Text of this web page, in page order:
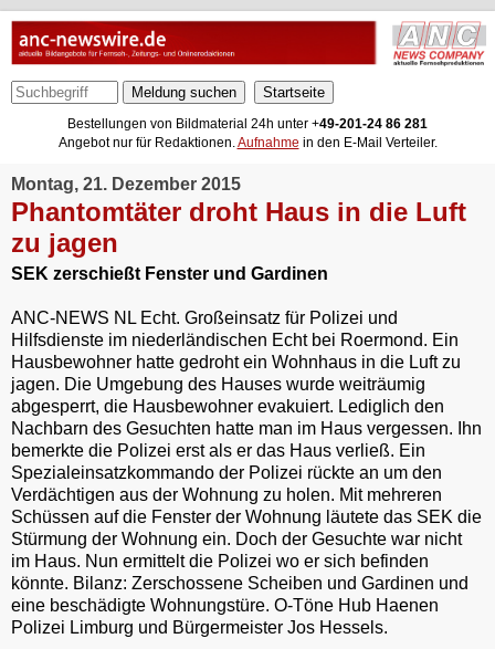
Meldung suchen
Bestellungen von Bildmaterial 24h unter +49-201-24 86 281
Angebot nur für Redaktionen.Aufnahme in den E-Mail Verteiler.
Montag, 21. Dezember 2015
Phantomtäter droht Haus in die Luft
zu jagen
SEK zerschießt Fenster und Gardinen
ANC-NEWS NL Echt. Großeinsatz für Polizei und
Hilfsdienste im niederländischen Echt bei Roermond. Ein
Hausbewohner hatte gedroht ein Wohnhaus in die Luft zu
jagen. Die Umgebung des Hauses wurde weiträumig
abgesperrt, die Hausbewohner evakuiert. Lediglich den
Nachbarn des Gesuchten hatte man im Haus vergessen. Ihn
bemerkte die Polizei erst als er das Haus verließ. Ein
Spezialeinsatzkommando der Polizei rückte an um den
Verdächtigen aus der Wohnung zu holen. Mit mehreren
Schüssen auf die Fenster der Wohnung läutete das SEK die
Stürmung der Wohnung ein. Doch der Gesuchte war nicht
im Haus. Nun ermittelt die Polizei wo er sich befinden
könnte. Bilanz: Zerschossene Scheiben und Gardinen und
eine beschädigte Wohnungstüre. O-Töne Hub Haenen
Polizei Limburg und Bürgermeister Jos Hessels.